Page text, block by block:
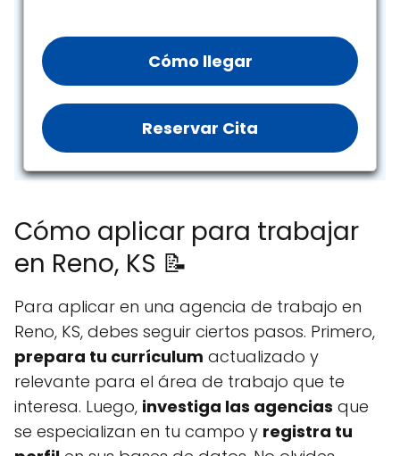
Cómo llegar
Reservar Cita
Cómo aplicar para trabajar
en Reno, KS 📝
Para aplicar en una agencia de trabajo en
Reno, KS, debes seguir ciertos pasos. Primero,
prepara tu currículum actualizado y
relevante para el área de trabajo que te
interesa. Luego, investiga las agencias que
se especializan en tu campo y registra tu